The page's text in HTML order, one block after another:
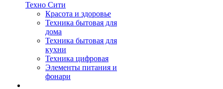
Техно Сити
Красота и здоровье
Техника бытовая для
дома
Техника бытовая для
кухни
Техника цифровая
Элементы питания и
фонари